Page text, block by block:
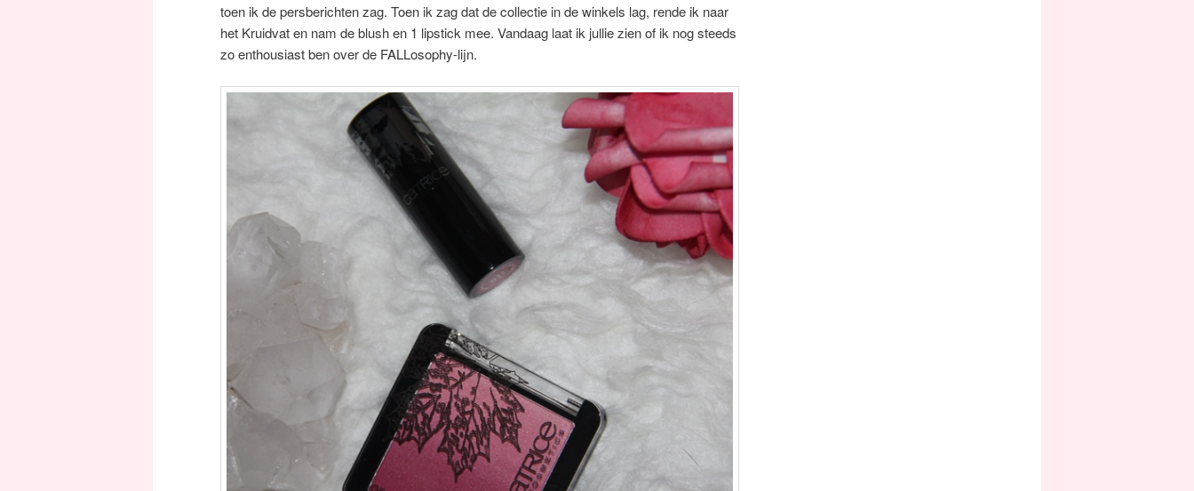
toen ik de persberichten zag. Toen ik zag dat de collectie in de winkels lag, rende ik naar
het Kruidvat en nam de blush en 1 lipstick mee. Vandaag laat ik jullie zien of ik nog steeds
zo enthousiast ben over de FALLosophy-lijn.